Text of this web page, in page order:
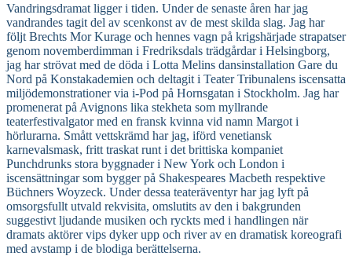
Vandringsdramat ligger i tiden. Under de senaste åren har jag
vandrandes tagit del av scenkonst av de mest skilda slag. Jag har
följt Brechts Mor Kurage och hennes vagn på krigshärjade strapatser
genom novemberdimman i Fredriksdals trädgårdar i Helsingborg,
jag har strövat med de döda i Lotta Melins dansinstallation Gare du
Nord på Konstakademien och deltagit i Teater Tribunalens iscensatta
miljödemonstrationer via i-Pod på Hornsgatan i Stockholm. Jag har
promenerat på Avignons lika stekheta som myllrande
teaterfestivalgator med en fransk kvinna vid namn Margot i
hörlurarna. Smått vettskrämd har jag, iförd venetiansk
karnevalsmask, fritt traskat runt i det brittiska kompaniet
Punchdrunks stora byggnader i New York och London i
iscensättningar som bygger på Shakespeares Macbeth respektive
Büchners Woyzeck. Under dessa teateräventyr har jag lyft på
omsorgsfullt utvald rekvisita, omslutits av den i bakgrunden
suggestivt ljudande musiken och ryckts med i handlingen när
dramats aktörer vips dyker upp och river av en dramatisk koreografi
med avstamp i de blodiga berättelserna.